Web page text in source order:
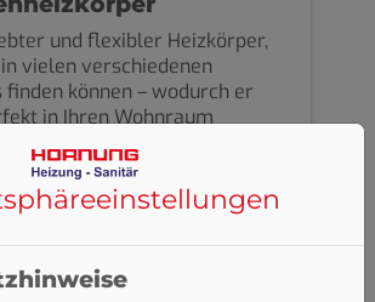
und flexibler Heizkörper,
vielen verschiedenen
finden können – wodurch er
in Ihren Wohnraum
Sie 50–70 %
für ein
Raumklima.